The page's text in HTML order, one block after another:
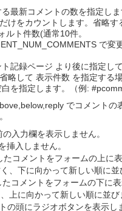
最新コメントの数を指定し
けをカウントします。省略す
ルト件数(通常10件。
で変
記録ページ より後に指定し
略して 表示件数 を指定する
を指定します。（例:
でコメントの
入力欄を表示しません。
挿入しません。
コメントをフォームの上に
、下に向かって新しい順に並
コメントをフォームの下に
上に向かって新しい順に並び
の頭にラジオボタンを表示し